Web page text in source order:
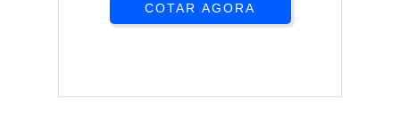
COTAR AGORA